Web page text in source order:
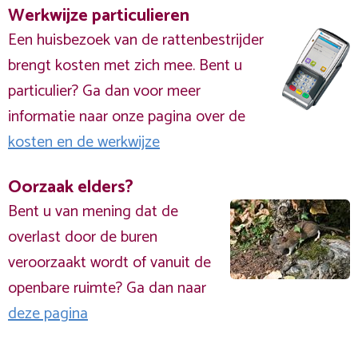
Werkwijze particulieren
Een huisbezoek van de rattenbestrijder
brengt kosten met zich mee. Bent u
particulier? Ga dan voor meer
informatie naar onze pagina over de
kosten en de werkwijze
Oorzaak elders?
Bent u van mening dat de
overlast door de buren
veroorzaakt wordt of vanuit de
openbare ruimte? Ga dan naar
deze pagina